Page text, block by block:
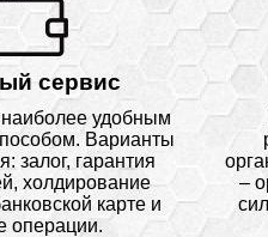
сервис
удобным
Варианты
залог, гарантия
холдирование
карте и
операции.
–